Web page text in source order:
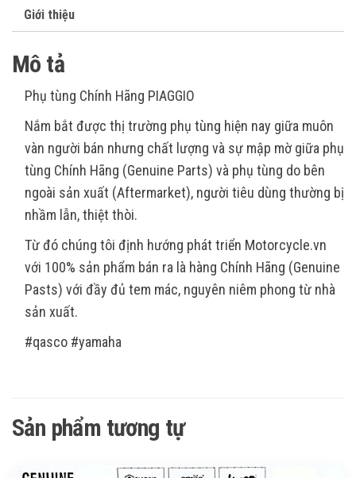
Giới thiệu
Mô tả
Phụ tùng Chính Hãng PIAGGIO
Nắm bắt được thị trường phụ tùng hiện nay giữa muôn
vàn người bán nhưng chất lượng và sự mập mờ giữa phụ
tùng Chính Hãng (Genuine Parts) và phụ tùng do bên
ngoài sản xuất (Aftermarket), người tiêu dùng thường bị
nhầm lẫn, thiệt thòi.
Từ đó chúng tôi định hướng phát triển Motorcycle.vn
với 100% sản phẩm bán ra là hàng Chính Hãng (Genuine
Pasts) với đầy đủ tem mác, nguyên niêm phong từ nhà
sản xuất.
#qasco #yamaha
Sản phẩm tương tự